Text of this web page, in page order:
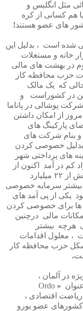
مثل انگلیس و
هم کسانی از کره
های عضو هستند!
شده است ، بدلیل این
خانه و مستغلات
در بهشت های مالی
حزب محافظه کار
که یک مالک
در کشوراست
و
شرکت پوشالی در پاناما
امروز از امکان داشتن
پارکینگ های
و بنام شرکت های
بدلیل خصوصی کردن
های پرداختی شهر
کم در آمد اکنون از
از ۲۲ میلیارد
بیشتر سرمایه خصوصی
یکی از پی آمد های
ها برای خصوصی کردن
امکانات مالی درچنین
هرچه بیشتر
، معلول اقدامات
حزب محافظه کار
.
در آلمان ،
عنوان «
Ordo
ریاضت اقتصادی ،
کشورهای عضو یورو